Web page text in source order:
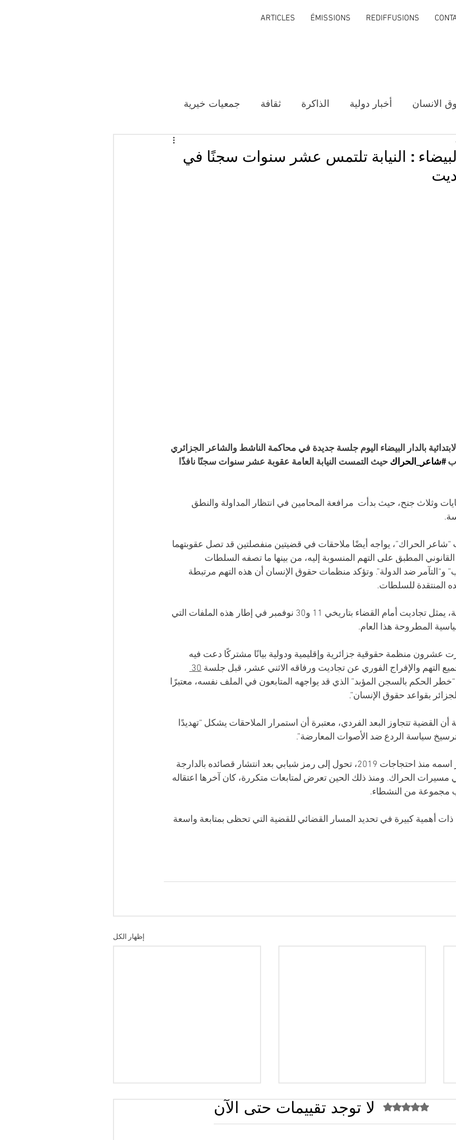
ARTICLES ÉMISSIONS REDIFFUSIONS
الانسان أخبار دولية الذاكرة ثقافة جمعيات خيرية
: النيابة تلتمس عشر سنوات سجنًا في
بالدار البيضاء اليوم جلسة جديدة في محاكمة الناشط والشاعر الجزائري
ب #شاعر_الحراك حيث التمست النيابة العامة عقوبة عشر سنوات سجنًا نافذًا
وثلاث جنح، حيث بدأت  مرافعة المحامين في انتظار المداولة والنطق
الحراك”، يواجه أيضًا ملاحقات في قضيتين منفصلتين قد تصل عقوبتهما
المطبق على التهم المنسوبة إليه، من بينها ما تصفه السلطات
و“التآمر ضد الدولة”. وتؤكد منظمات حقوق الإنسان أن هذه التهم مرتبطة
المنتقدة للسلطات.
وبحسب جدول المحاكمة، يمثل تجاديت أمام القضاء بتاريخي 11 و30 نوفمبر في إطار هذه الملفات التي
المطروحة هذا العام.
عشرون منظمة حقوقية جزائرية وإقليمية ودولية بيانًا مشتركًا دعت فيه
التهم والإفراج الفوري عن تجاديت ورفاقه الاثني عشر، قبل جلسة
30
الحكم بالسجن المؤبد” الذي قد يواجهه المتابعون في الملف نفسه، معتبرًا
بقواعد حقوق الإنسان”.
القضية تتجاوز البعد الفردي، معتبرة أن استمرار الملاحقات يشكل “تهديدًا
سياسة الردع ضد الأصوات المعارضة”.
محمد تجاذبت، الذي برز اسمه منذ احتجاجات 2019، تحول إلى رمز شبابي بعد انتشار قصائده بالدارجة
مسيرات الحراك. ومنذ ذلك الحين تعرض لمتابعات متكررة، كان آخرها اعتقاله
ذات أهمية كبيرة في تحديد المسار القضائي للقضية التي تحظى بمتابعة واسعة
إظهار الكل
تم التقييم بـ 0 من أصل 5 نجوم. لا توجد تقييمات حتى الآن